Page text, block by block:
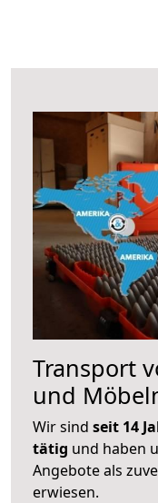
Transport
und
Wir sind seit 14
tätig und haben
Angebote als
erwiesen.